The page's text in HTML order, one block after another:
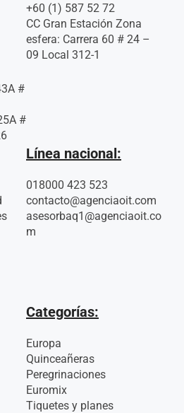
#
#
+60 (1) 587 52 72
CC Gran Estación Zona
esfera: Carrera 60 # 24 –
09 Local 312-1
Línea nacional:
018000 423 523
contacto@agenciaoit.com
asesorbaq1@agenciaoit.co
m
Categorías:
Europa
Quinceañeras
Peregrinaciones
Euromix
Tiquetes y planes